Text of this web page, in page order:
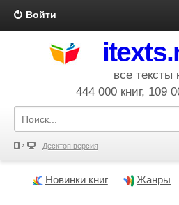
Войти
все тексты
444 000 книг, 109
Десктоп версия
Новинки книг Жанры